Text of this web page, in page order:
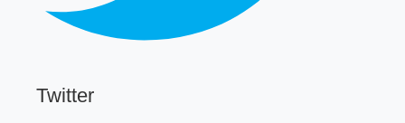
Twitter